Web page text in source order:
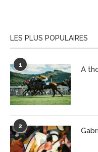
LES PLUS POPULAIRES
1 A
2